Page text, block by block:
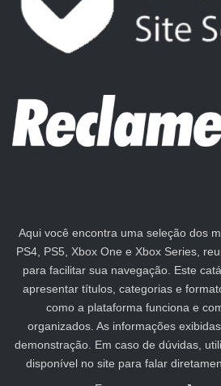
Aqui você encontra uma seleção dos
PS4, PS5, Xbox One e Xbox Series,
para facilitar sua navegação. Este
apresentar títulos, categorias e
como a plataforma funciona e
organizados. As informações
demonstração. Em caso de dúvidas,
disponível no site para falar